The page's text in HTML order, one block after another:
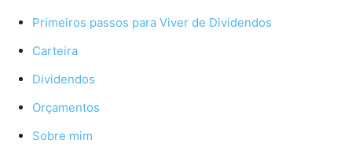
Primeiros passos para Viver de Dividendos
Carteira
Dividendos
Orçamentos
Sobre mim